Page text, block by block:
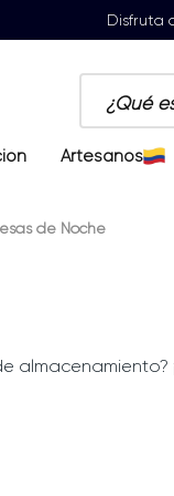
Disfruta
¿Qué
Artesanos
de Noche